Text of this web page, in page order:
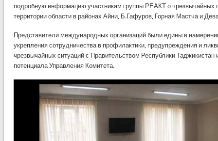
подробную информацию участникам группы РЕАКТ о чрезвычайных
территории области в районах Айни, Б.Гафуров, Горная Мастча и
Представители международных организаций были едины в
укрепления сотрудничества в профилактики, предупреждения и
чрезвычайных ситуаций с Правительством Республики
потенциала Управления Комитета.